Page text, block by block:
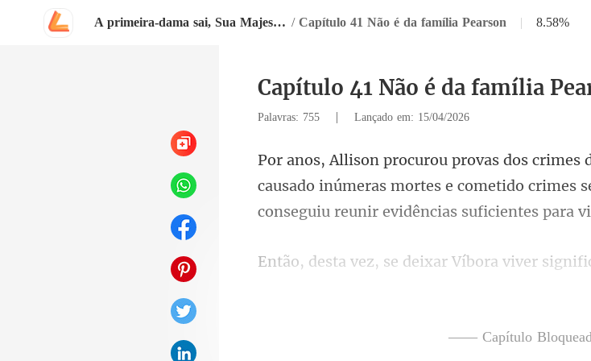
A primeira-dama sai, Sua Majestade chega / Capítulo 41 Não é da família Pearson | 8.58%
Capítulo 41 Não é da família
Palavras: 755 | Lançado em: 15/04/2026
causado inúmeras mortes e cometido crimes
—— Capítulo